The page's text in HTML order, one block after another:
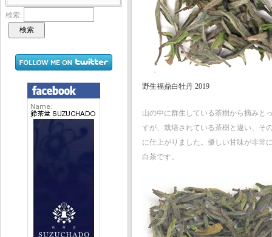
野生福鼎白牡丹 2019
山の中に群生している茶樹から摘みと
すが、栽培されている茶樹と違い、そ
に仕上がりました。優しい甘味が非常
白茶です。
検索: